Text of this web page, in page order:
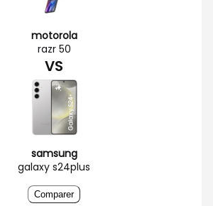
motorola
razr 50
VS
samsung
galaxy s24plus
Comparer